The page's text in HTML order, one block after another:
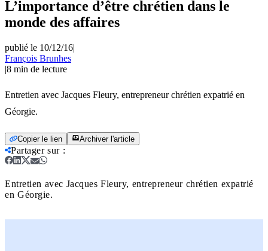
L’importance d’être chrétien dans le
monde des affaires
publié le 10/12/16|
François Brunhes
|8 min de lecture
Entretien avec Jacques Fleury, entrepreneur chrétien expatrié en
Géorgie.
Copier le lien Archiver l'article
Partager sur:
Entretien avec Jacques Fleury, entrepreneur chrétien expatrié
en Géorgie.